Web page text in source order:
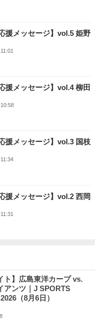
援メッセージ】vol.5 姫野
援メッセージ】vol.4 柳田
援メッセージ】vol.3 国枝
援メッセージ】vol.2 西岡
ト】広島東洋カープ vs.
アンツ｜J SPORTS
（8月6日）